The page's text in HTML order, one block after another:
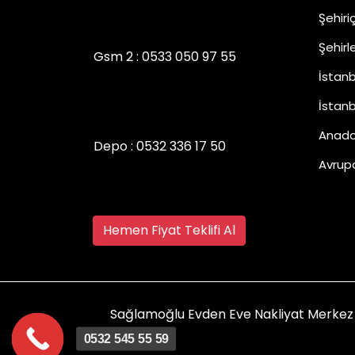
Gsm 2 : 0533 050 97 55
Depo : 0532 336 17 50
Hemen Fiyat Teklifi Al
Sağlamoğlu Evden Eve Nakliyat
0532 545 55 59